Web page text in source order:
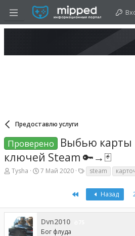
Предоставлю услуги
Проверено
Выбью карты
ключей Steam 🔑→🃏
А
т
м
Tysha
Д
а
ч
а
7 Май 2020
Т
е
steam
Назад
Dvn2010
Бог флуда